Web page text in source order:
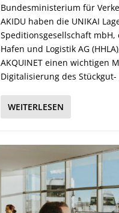
Bundesministerium für
AKIDU haben die UNIKAI
Speditionsgesellschaft
Hafen und Logistik AG
AKQUINET einen wichtigen
Digitalisierung des
WEITERLESEN